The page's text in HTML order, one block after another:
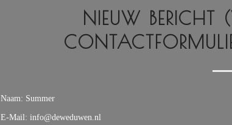
NIEUW BERICHT
Naam: Summer
E-Mail: info@deweduwen.nl